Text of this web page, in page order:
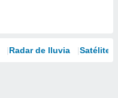
Radar de lluvia Satélites